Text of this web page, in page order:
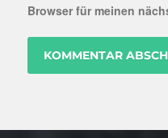
Browser für meinen